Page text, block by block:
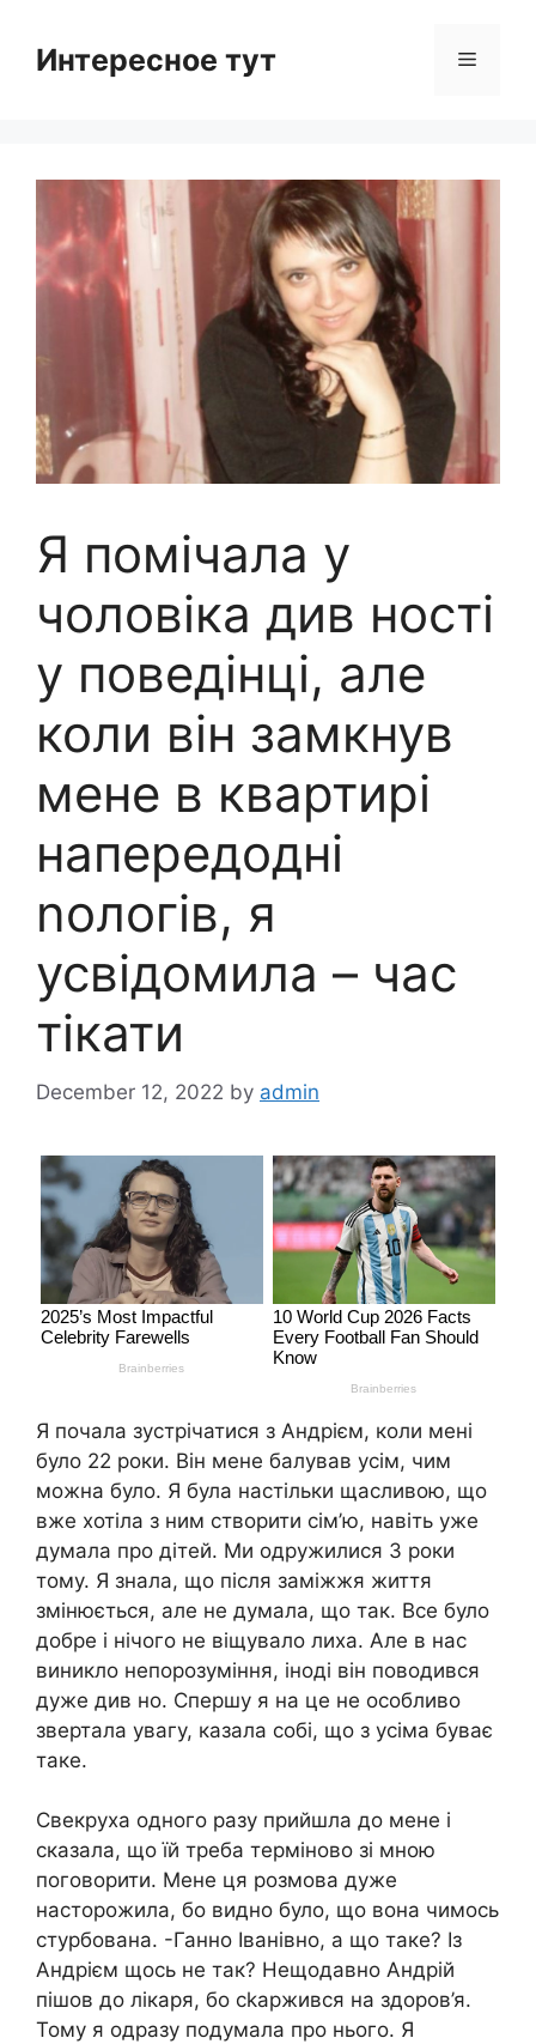
contentИнтересное тут Menu
Я помічала у
чоловіка див ності
у поведінці, але
коли він замкнув
мене в квартирі
напередодні
nологів, я
усвідомила – час
тікати
December 12, 2022 by admin
Я почала зустрічатися з Андрієм, коли мені
було 22 роки. Він мене балував усім, чим
можна було. Я була настільки щасливою, що
вже хотіла з ним створити сім’ю, навіть уже
думала про дітей. Ми одружилися 3 роки
тому. Я знала, що після заміжжя життя
змінюється, але не думала, що так. Все було
добре і нічого не віщувало лиха. Але в нас
виникло непорозуміння, іноді він поводився
дуже див но. Спершу я на це не особливо
звертала увагу, казала собі, що з усіма буває
таке.
Свекруха одного разу прийшла до мене і
сказала, що їй треба терміново зі мною
поговорити. Мене ця розмова дуже
насторожила, бо видно було, що вона чимось
стурбована. -Ганно Іванівно, а що таке? Із
Андрієм щось не так? Нещодавно Андрій
пішов до лікаря, бо сkаржився на здоров’я.
Тому я одразу подумала про нього. Я